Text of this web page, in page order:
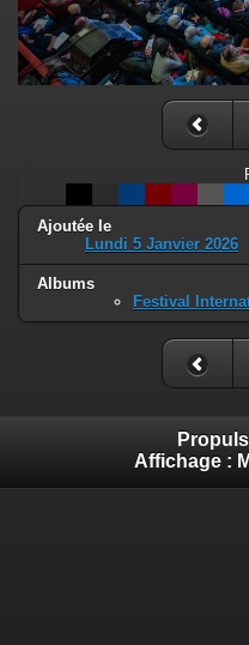
Ajoutée le
Lundi 5 Janvier 2026
Albums
Festival
Affichage :